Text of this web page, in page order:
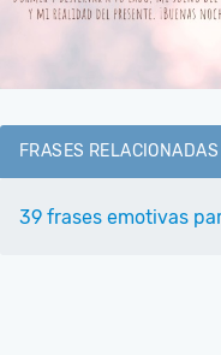
FRASES RELACIONADAS
39 frases emotivas